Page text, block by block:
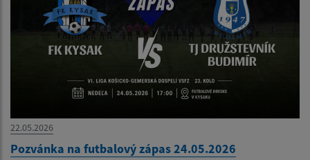
22.05.2026
Pozvánka na futbalový zápas 24.05.2026